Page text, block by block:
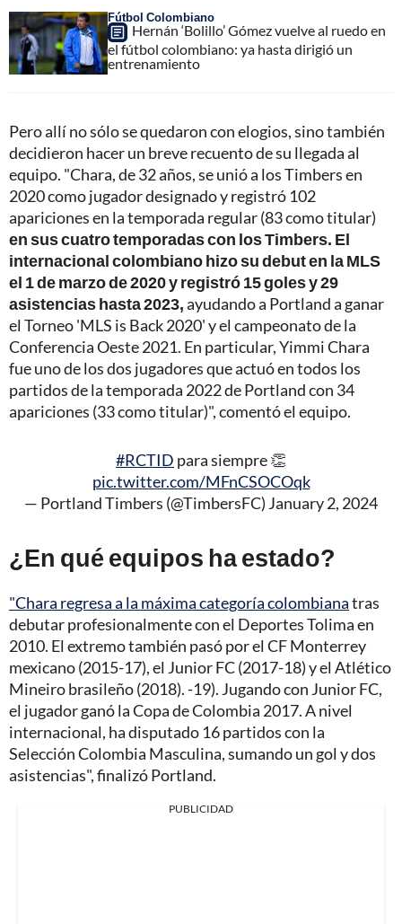
Fútbol Colombiano
Hernán ‘Bolillo’ Gómez vuelve al ruedo en
el fútbol colombiano: ya hasta dirigió un
entrenamiento
Pero allí no sólo se quedaron con elogios, sino también
decidieron hacer un breve recuento de su llegada al
equipo. "Chara, de 32 años, se unió a los Timbers en
2020 como jugador designado y registró 102
apariciones en la temporada regular (83 como titular)
en sus cuatro temporadas con los Timbers. El
internacional colombiano hizo su debut en la MLS
el 1 de marzo de 2020 y registró 15 goles y 29
asistencias hasta 2023,ayudando a Portland a ganar
el Torneo 'MLS is Back 2020' y el campeonato de la
Conferencia Oeste 2021. En particular, Yimmi Chara
fue uno de los dos jugadores que actuó en todos los
partidos de la temporada 2022 de Portland con 34
apariciones (33 como titular)", comentó el equipo.
#RCTID para siempre 👏
pic.twitter.com/MFnCSOCOqk
— Portland Timbers (@TimbersFC) January 2, 2024
¿En qué equipos ha estado?
"Chara regresa a la máxima categoría colombianatras
debutar profesionalmente con el Deportes Tolima en
2010. El extremo también pasó por el CF Monterrey
mexicano (2015-17), el Junior FC (2017-18) y el Atlético
Mineiro brasileño (2018). -19). Jugando con Junior FC,
el jugador ganó la Copa de Colombia 2017. A nivel
internacional, ha disputado 16 partidos con la
Selección Colombia Masculina, sumando un gol y dos
asistencias", finalizó Portland.
PUBLICIDAD